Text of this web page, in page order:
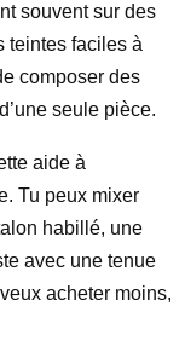
souvent sur des
teintes faciles à
composer des
seule pièce.
aide à
Tu peux mixer
habillé, une
avec une tenue
acheter moins,